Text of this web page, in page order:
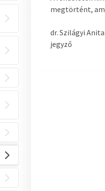
megtörtént,
dr. Szilágyi Anita
jegyző